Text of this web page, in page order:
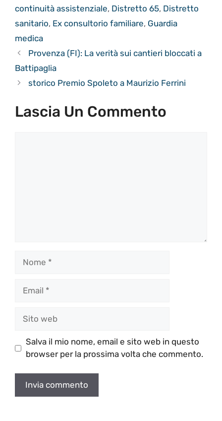
continuità assistenziale, Distretto 65, Distretto
sanitario, Ex consultorio familiare, Guardia
medica
Provenza (FI): La verità sui cantieri bloccati a
Battipaglia
storico Premio Spoleto a Maurizio Ferrini
Lascia Un Commento
Salva il mio nome, email e sito web in questo
browser per la prossima volta che commento.